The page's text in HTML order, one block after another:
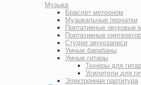
Музыка
Браслет метроном
Музыкальные перчатки
Портативные звуковые
Портативные
Студия звукозаписи
Умные барабаны
Умные гитары
Тюнеры для
Усилители для
Электронная партитура